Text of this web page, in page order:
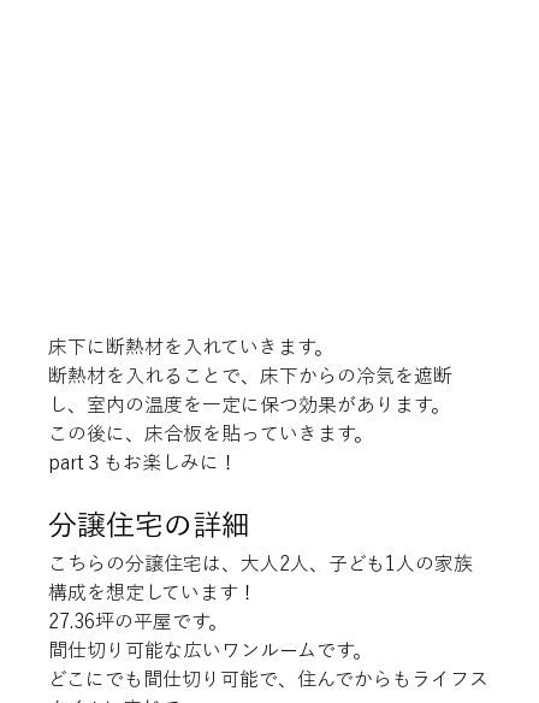
床下に断熱材を入れていきます。
断熱材を入れることで、床下からの冷気を遮断
し、室内の温度を一定に保つ効果があります。
この後に、床合板を貼っていきます。
part３もお楽しみに！
分譲住宅の詳細
こちらの分譲住宅は、大人2人、子ども1人の家族
構成を想定しています！
27.36坪の平屋です。
間仕切り可能な広いワンルームです。
どこにでも間仕切り可能で、住んでからもライフス